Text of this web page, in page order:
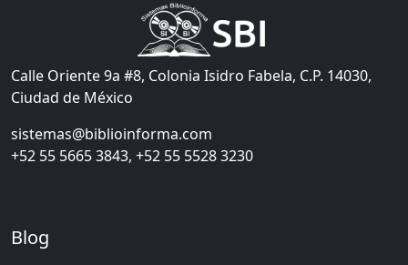
Calle Oriente 9a #8, Colonia Isidro Fabela, C.P. 14030,
Ciudad de México
sistemas@biblioinforma.com
+52 55 5665 3843, +52 55 5528 3230
Blog